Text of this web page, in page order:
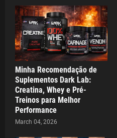
Minha Recomendação de
Suplementos Dark Lab:
Creatina, Whey e Pré-
Treinos para Melhor
Performance
March 04, 2026